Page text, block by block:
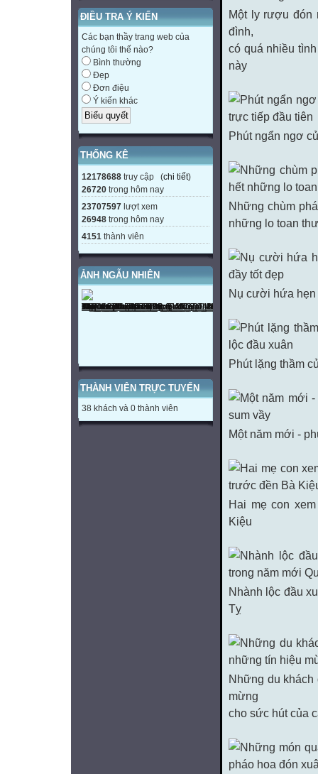
ĐIỀU TRA Ý KIẾN
Các bạn thầy trang web của
chúng tôi thế nào?
Bình thường
Đẹp
Đơn điệu
Ý kiến khác
THỐNG KÊ
12178688 truy cập (chi tiết)
26720 trong hôm nay
23707597 lượt xem
26948 trong hôm nay
4151 thành viên
ẢNH NGẪU NHIÊN
THÀNH VIÊN TRỰC TUYẾN
38 khách và 0 thành viên
Một ly rượu đón
đình,
có quá nhiều
này
Phút ngẩn ngơ
Những chùm
những lo toan
Nụ cười hứa hẹn
Phút lặng thầm
Một năm mới -
Hai mẹ con
Kiệu
Nhành lộc đầu
Tỵ
Những du
mừng
cho sức hút của